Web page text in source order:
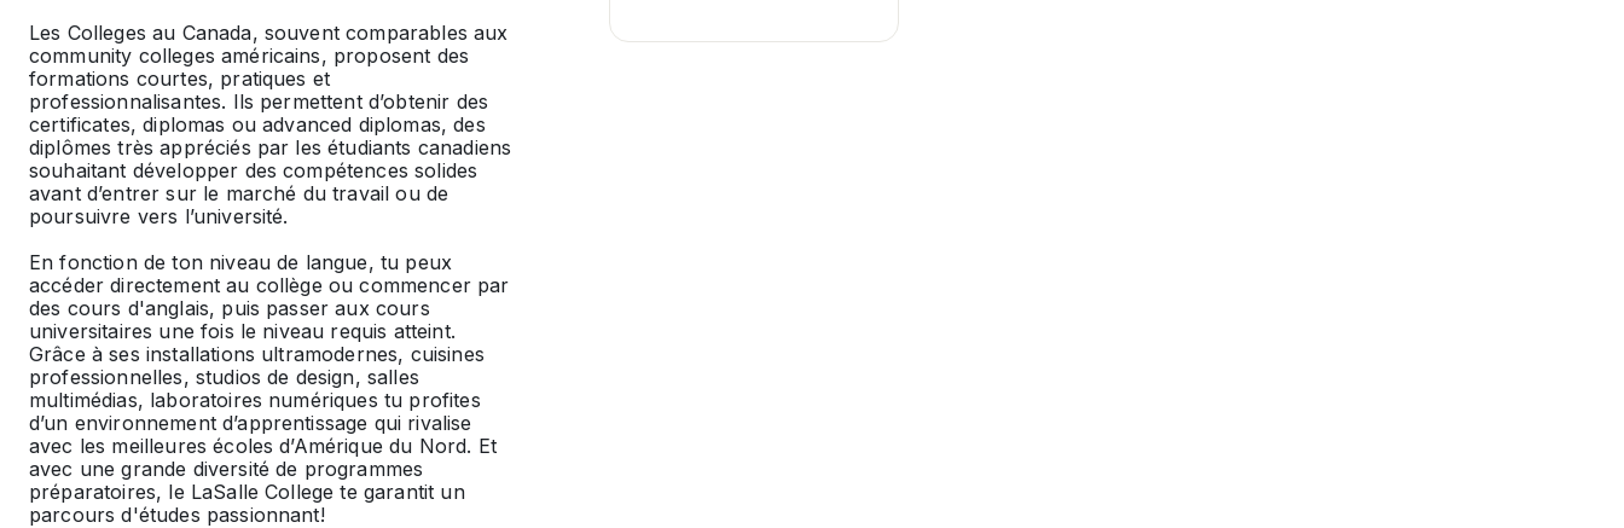
Les Colleges au Canada, souvent comparables aux
community colleges américains, proposent des
formations courtes, pratiques et
professionnalisantes. Ils permettent d’obtenir des
certificates, diplomas ou advanced diplomas, des
diplômes très appréciés par les étudiants canadiens
souhaitant développer des compétences solides
avant d’entrer sur le marché du travail ou de
poursuivre vers l’université.
En fonction de ton niveau de langue, tu peux
accéder directement au collège ou commencer par
des cours d'anglais, puis passer aux cours
universitaires une fois le niveau requis atteint.
Grâce à ses installations ultramodernes, cuisines
professionnelles, studios de design, salles
multimédias, laboratoires numériques tu profites
d’un environnement d’apprentissage qui rivalise
avec les meilleures écoles d’Amérique du Nord. Et
avec une grande diversité de programmes
préparatoires, le LaSalle College te garantit un
parcours d'études passionnant!